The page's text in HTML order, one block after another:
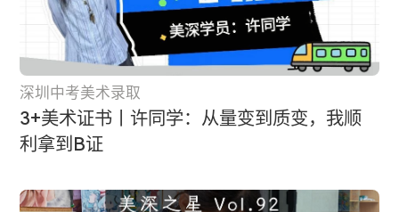
深圳中考美术录取
3+美术证书丨许同学：从量变到质变，我顺
利拿到B证